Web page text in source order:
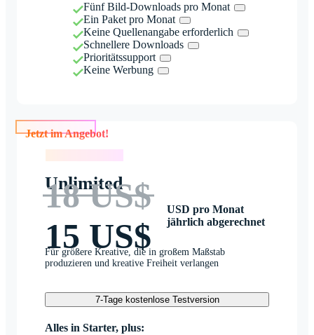
Fünf Bild-Downloads pro Monat
Ein Paket pro Monat
Keine Quellenangabe erforderlich
Schnellere Downloads
Prioritätssupport
Keine Werbung
Jetzt im Angebot!
Unlimited
18 US$
15 US$
USD pro Monat
jährlich abgerechnet
Für größere Kreative, die in großem Maßstab
produzieren und kreative Freiheit verlangen
7-Tage kostenlose Testversion
Alles in Starter, plus: